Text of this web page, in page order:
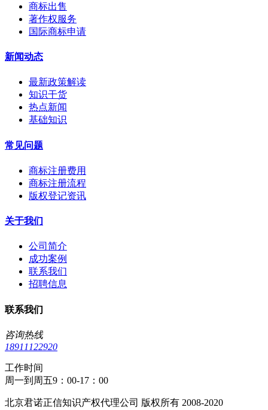
商标出售
著作权服务
国际商标申请
新闻动态
最新政策解读
知识干货
热点新闻
基础知识
常见问题
商标注册费用
商标注册流程
版权登记资讯
关于我们
公司简介
成功案例
联系我们
招聘信息
联系我们
咨询热线
18911122920
工作时间
周一到周五9：00-17：00
北京君诺正信知识产权代理公司 版权所有 2008-2020